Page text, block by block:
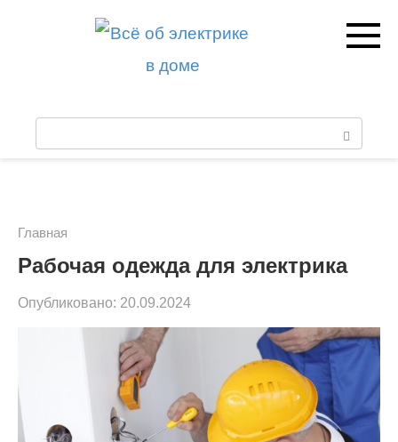
к
Главная
Рабочая одежда для электрика
Опубликовано: 20.09.2024